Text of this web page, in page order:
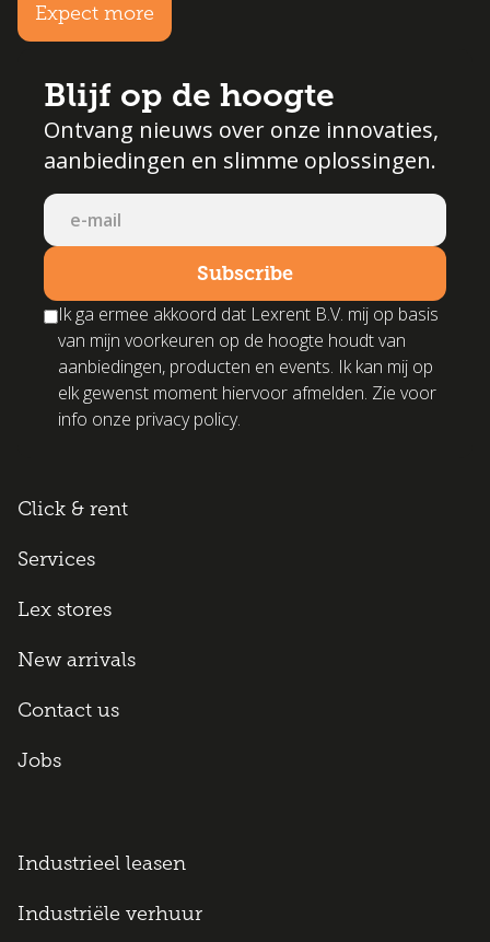
Expect more
Blijf op de hoogte
Ontvang nieuws over onze innovaties,
aanbiedingen en slimme oplossingen.
Ik ga ermee akkoord dat Lexrent B.V. mij op basis
van mijn voorkeuren op de hoogte houdt van
aanbiedingen, producten en events. Ik kan mij op
elk gewenst moment hiervoor afmelden. Zie voor
info onze privacy policy.
Click & rent
Services
Lex stores
New arrivals
Contact us
Jobs
Industrieel leasen
Industriële verhuur